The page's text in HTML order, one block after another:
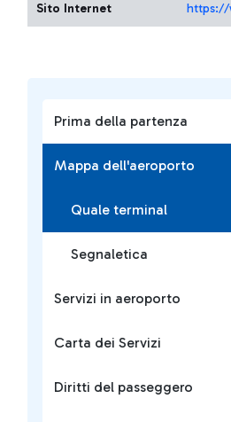
Prima della partenza
Mappa dell'aeroporto
Quale terminal
Segnaletica
Servizi in aeroporto
Carta dei Servizi
Diritti del passeggero
Sito Internet https://